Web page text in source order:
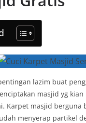
lazim buat
masjid yg
Karpet masjid berguna
menyerap partikel